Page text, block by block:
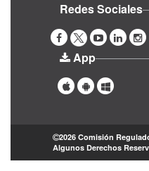
Redes Sociales
App
2026 Comisión
Algunos Derechos